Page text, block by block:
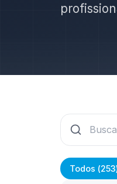
Todos (253